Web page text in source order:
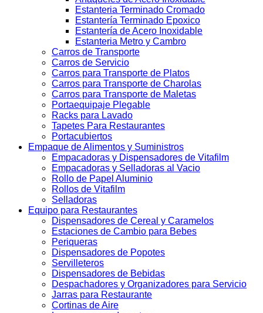
Estanteria Terminado Cromado
Estantería Terminado Epoxico
Estantería de Acero Inoxidable
Estanteria Metro y Cambro
Carros de Transporte
Carros de Servicio
Carros para Transporte de Platos
Carros para Transporte de Charolas
Carros para Transporte de Maletas
Portaequipaje Plegable
Racks para Lavado
Tapetes Para Restaurantes
Portacubiertos
Empaque de Alimentos y Suministros
Empacadoras y Dispensadores de Vitafilm
Empacadoras y Selladoras al Vacio
Rollo de Papel Aluminio
Rollos de Vitafilm
Selladoras
Equipo para Restaurantes
Dispensadores de Cereal y Caramelos
Estaciones de Cambio para Bebes
Periqueras
Dispensadores de Popotes
Servilleteros
Dispensadores de Bebidas
Despachadores y Organizadores para Servicio
Jarras para Restaurante
Cortinas de Aire